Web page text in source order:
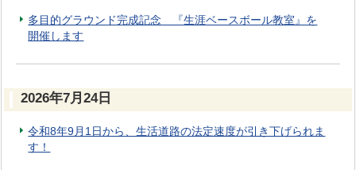
多目的グラウンド完成記念 『生涯ベースボール教室』を
開催します
2026年7月24日
令和8年9月1日から、生活道路の法定速度が引き下げられま
す！